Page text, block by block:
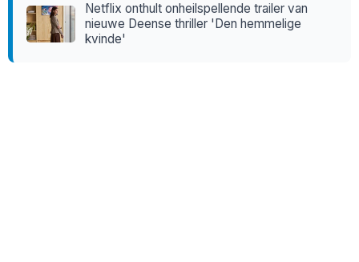
Netflix onthult onheilspellende trailer van
nieuwe Deense thriller 'Den hemmelige
kvinde'